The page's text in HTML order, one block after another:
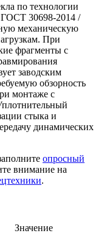
по технологии
ГОСТ 30698‑2014 /
механическую
При
фрагменты с
заводским
обзорность
монтаже с
стыка и
динамических
опросный
внимание на
.
Значение